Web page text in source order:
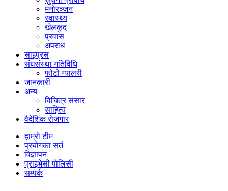
मनोरञ्जन
स्वास्थ्य
खेलकुद
प्रवास
अपराध
साइप्रस
संघसंस्था गतिविधि
फोटो ग्यालरी
जानकारी
अन्य
विचित्र संसार
साहित्य
वैदेशिक रोजगार
हाम्रो टीम
प्रयोगका सर्त
विज्ञापन
प्राइभेसी पोलिसी
सम्पर्क